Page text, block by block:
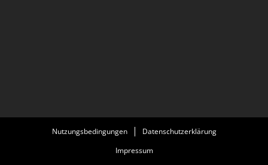
Nutzungsbedingungen
Datenschutzerklärung
Impressum